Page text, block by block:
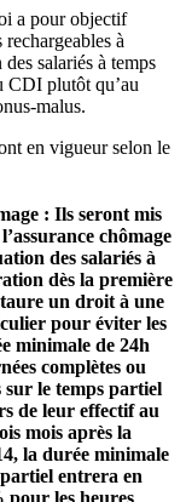
a pour objectif
à
salariés à temps
CDI plutôt qu’au
malus.
en vigueur selon le
: Ils seront mis
chômage
des salariés à
dès la première
un droit à une
pour éviter les
minimale de 24h
complètes ou
sur le temps partiel
de leur effectif au
mois après la
la durée minimale
entrera en